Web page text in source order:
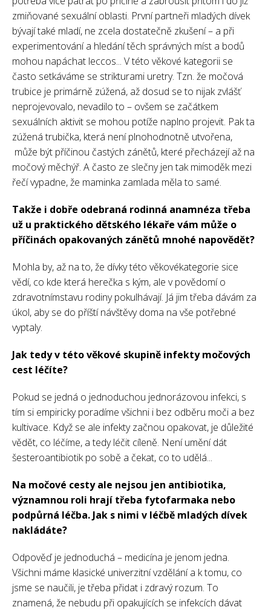
zmiňované sexuální oblasti. První partneři mladých dívek
bývají také mladí, ne zcela dostatečně zkušení – a při
experimentování a hledání těch správných míst a bodů
mohou napáchat leccos... V této věkové kategorii se
často setkáváme se strikturami uretry. Tzn. že močová
trubice je primárně zúžená, až dosud se to nijak zvlášť
neprojevovalo, nevadilo to – ovšem se začátkem
sexuálních aktivit se mohou potíže naplno projevit. Pak ta
zúžená trubička, která není plnohodnotně utvořena,
může být příčinou častých zánětů, které přecházejí až na
močový měchýř. A často ze slečny jen tak mimoděk mezi
řečí vypadne, že maminka zamlada měla to samé.
Takže i dobře odebraná rodinná anamnéza třeba
už u praktického dětského lékaře vám může o
příčinách opakovaných zánětů mnohé napovědět?
Mohla by, až na to, že dívky této věkovékategorie sice
vědí, co kde která herečka s kým, ale v povědomí o
zdravotnímstavu rodiny pokulhávají. Já jim třeba dávám za
úkol, aby se do příští návštěvy doma na vše potřebné
vyptaly.
Jak tedy v této věkové skupině infekty močových
cest léčíte?
Pokud se jedná o jednoduchou jednorázovou infekci, s
tím si empiricky poradíme všichni i bez odběru moči a bez
kultivace. Když se ale infekty začnou opakovat, je důležité
vědět, co léčíme, a tedy léčit cíleně. Není umění dát
šesteroantibiotik po sobě a čekat, co to udělá...
Na močové cesty ale nejsou jen antibiotika,
významnou roli hrají třeba fytofarmaka nebo
podpůrná léčba. Jak s nimi v léčbě mladých dívek
nakládáte?
Odpověď je jednoduchá – medicína je jenom jedna.
Všichni máme klasické univerzitní vzdělání a k tomu, co
jsme se naučili, je třeba přidat i zdravý rozum. To
znamená, že nebudu při opakujících se infekcích dávat